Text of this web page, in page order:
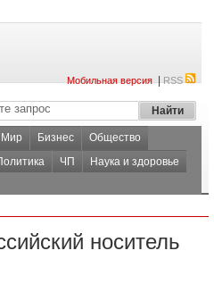
Мобильная версия|RSS
Мир Бизнес
Общество
ЧП
Наука и здоровье
носитель